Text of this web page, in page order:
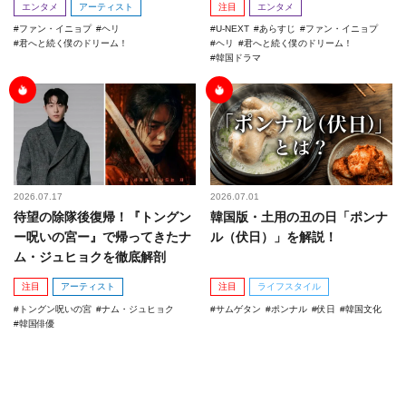
エンタメ アーティスト
ファン・イニョプ
ヘリ
君へと続く僕のドリーム！
注目 エンタメ
U-NEXT あらすじ
ファン・イニョプ
ヘリ
君へと続く僕のドリーム！
韓国ドラマ
2026.07.17
待望の除隊後復帰！『トングン
ー呪いの宮ー』で帰ってきたナ
ム・ジュヒョクを徹底解剖
注目 アーティスト
トングン呪いの宮
ナム・ジュヒョク
韓国俳優
2026.07.01
韓国版・土用の丑の日「ポンナ
ル（伏日）」を解説！
注目 ライフスタイル
サムゲタン ポンナル 伏日 韓国文化